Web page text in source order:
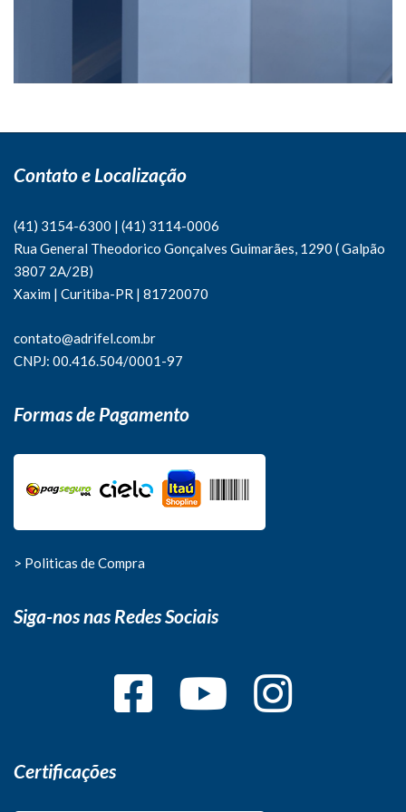
Contato e Localização
(41) 3154-6300 | (41) 3114-0006
Rua General Theodorico Gonçalves Guimarães, 1290 ( Galpão
3807 2A/2B)
Xaxim | Curitiba-PR | 81720070
contato@adrifel.com.br
CNPJ: 00.416.504/0001-97
Formas de Pagamento
> Politicas de Compra
Siga-nos nas Redes Sociais
Certificações